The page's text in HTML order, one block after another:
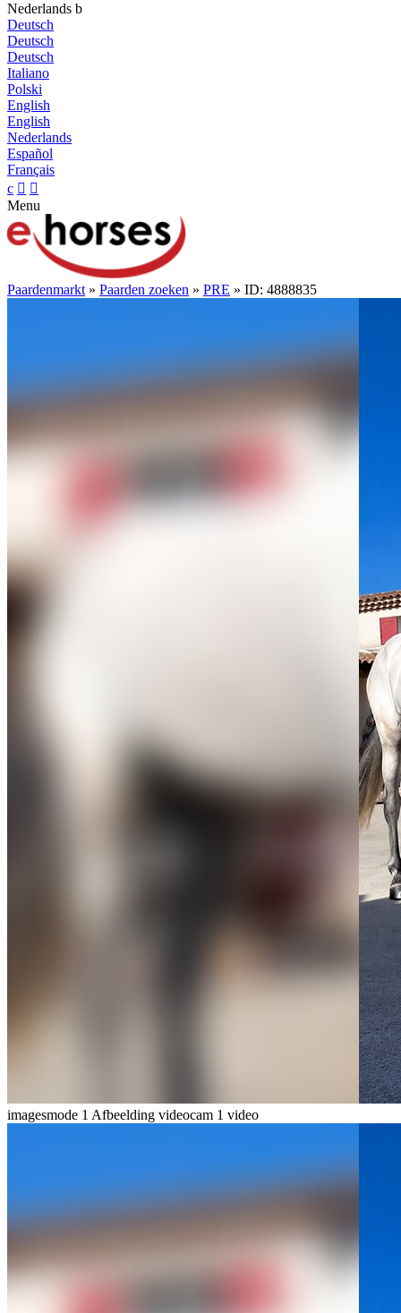
Nederlands b
Deutsch
Deutsch
Deutsch
Italiano
Polski
English
English
Nederlands
Español
Français
c  
Menu
Paardenmarkt » Paarden zoeken » PRE » ID: 4888835
imagesmode 1 Afbeelding videocam 1 video